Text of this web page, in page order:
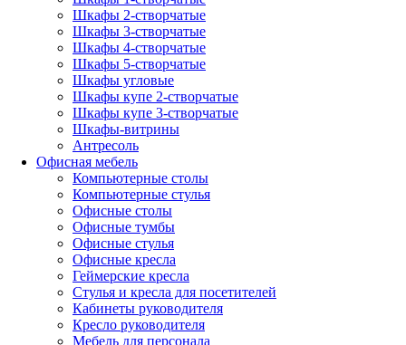
Шкафы 2-створчатые
Шкафы 3-створчатые
Шкафы 4-створчатые
Шкафы 5-створчатые
Шкафы угловые
Шкафы купе 2-створчатые
Шкафы купе 3-створчатые
Шкафы-витрины
Антресоль
Офисная мебель
Компьютерные столы
Компьютерные стулья
Офисные столы
Офисные тумбы
Офисные стулья
Офисные кресла
Геймерские кресла
Стулья и кресла для посетителей
Кабинеты руководителя
Кресло руководителя
Мебель для персонала